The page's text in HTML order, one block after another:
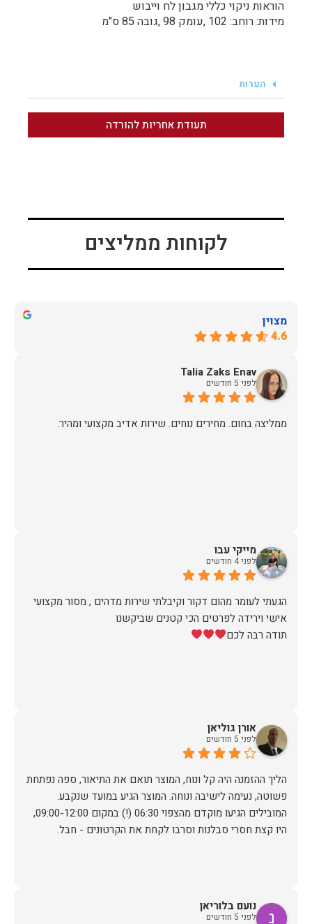
הוראות ניקוי כללי מגבון לח וייבוש
מידות: רוחב: 102 ,עומק 98 ,גובה 85 ס"מ
הערות
תעודת אחריות להורדה
לקוחות ממליצים
מצוין
4.6
Talia Zaks Enav
לפני 5 חודשים
ממליצה בחום. מחירים נוחים. שירות אדיב מקצועי ומהיר.
מייקי עבו
לפני 4 חודשים
הגעתי לעומר מהום דקור וקיבלתי שירות מדהים , מסור מקצועי
תודה רבה לכם
אורן גוליאן
לפני 5 חודשים
הליך ההזמנה היה קל ונוח, המוצר תואם את התיאור, ספה נפתחת
פשוטה, נעימה לישיבה ונוחה. המוצר הגיע במועד שנקבע.
המובילים הגיעו מוקדם מהצפוי 06:30 (!) במקום 09:00-12:00,
היו קצת חסרי סבלנות וסרבו לקחת את הקרטונים - חבל.
נועם בלוריאן
לפני 5 חודשים